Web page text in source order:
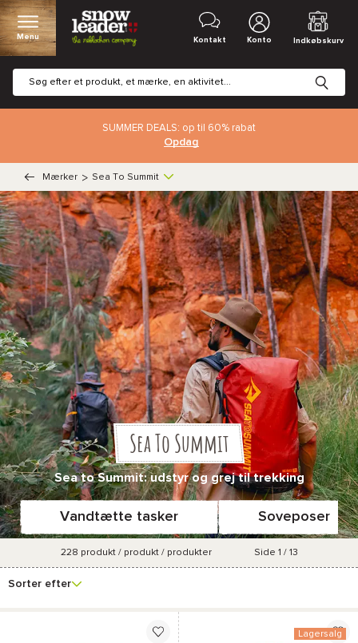
Menu Kontakt Konto Indkøbskurv
SUMMER DEALS: op til 60% rabat
Opdag
Mærker > Sea To Summit
Sea To Summit
Sea to Summit: udstyr og grej til trekking
Vandtætte tasker Soveposer
Pris Køn Forfremmelsesprocent
Farve
flere
228 produkt / produkt / produkter Side 1 / 13
Sorter efter
Lagersalg